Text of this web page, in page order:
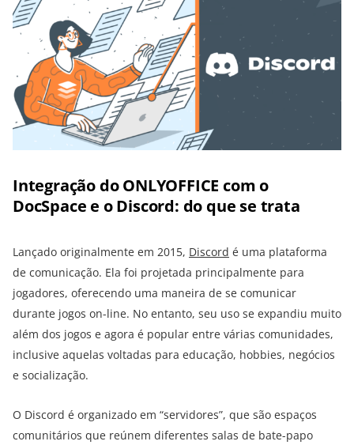
Integração do ONLYOFFICE com o
DocSpace e o Discord: do que se trata
Lançado originalmente em 2015, Discord é uma plataforma
de comunicação. Ela foi projetada principalmente para
jogadores, oferecendo uma maneira de se comunicar
durante jogos on-line. No entanto, seu uso se expandiu muito
além dos jogos e agora é popular entre várias comunidades,
inclusive aquelas voltadas para educação, hobbies, negócios
e socialização.
O Discord é organizado em “servidores”, que são espaços
comunitários que reúnem diferentes salas de bate-papo